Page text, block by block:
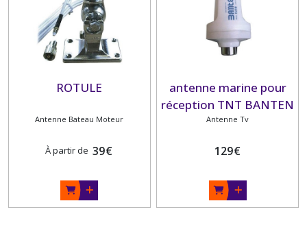
ROTULE
Antenne Bateau Moteur
À partir de 39€
antenne marine pour
réception TNT BANTEN
TV
Antenne Tv
129€